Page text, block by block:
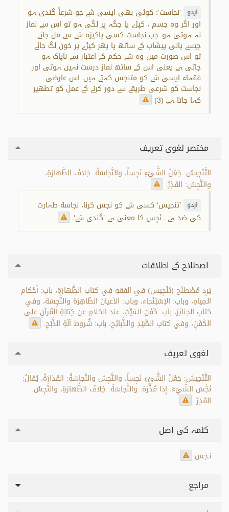
اردو ’نجاست‘: کوئی بھی ایسی شے جو شرعاً گندی ہو
اور اگر وہ جسم ، کپڑے یا جگہ پر لگی ہو تو اس سے نماز
نہ ہوتی ہو۔ جب نجاست کسی پاکیزہ شے سے مل جائے
جیسے پانی پیشاب کے ساتھ یا پھر کپڑے پر خون لگ جائے
تو اس صورت میں وہ شے حکم کے اعتبار سے ناپاک ہو
جاتی ہے یعنی اس کے ساتھ نماز درست نہیں ہوتی اور
فقہاء ایسی شے کو متنجس کہتے ہیں۔ اس عارضی
نجاست کو شرعی طریقے سے دور کرنے کے عمل کو تطھیر
کہا جاتا ہے۔ (3)
مختصر لغوی تعریف
التَّنْجِيسُ: جَعْلُ الشَّيْءِ نَجِساً، والنَّجاسَةُ: خِلافُ الطَّهارَةِ،
والنَّجِسُ: القَذِرُ.
اردو ’تنجیس‘ کسی شے کو نجس کرنا، نجاسة طہارت
کی ضد ہے ۔ نَجِس کا معنی ہے ’گندی شے‘۔
اصطلاح کے اطلاقات
يَرِد مُصْطلَح (تَنْجِيس) في الفقهِ في كتاب الطَّهارَةِ، باب: أَحْكام
الـمِياهِ، وباب: الاِسْتِنْجاء، وباب: الأعيان الطّاهِرَة والنَّجِسَة، وفي
كتاب الجنائِز، باب: كَفَن الـمَيِّتِ، عند الكلامِ عن كِتابَةِ القُرآنِ على
الكَفَنِ، وفي كتاب الصَّيْدِ والذَّبائِحِ، باب: شُروط آلَةِ الذَّبْحِ.
لغوی تعریف
التَّنْجيسُ: جَعْلُ الشَّيْءِ نَجِساً، والنَّجِسُ والنَّجاسَةُ: القَذارَةُ، يُقالُ:
نَجَّسَ الشَّيْءَ: إِذا قَذَّرَهُ. والنَّجاسَةُ: خِلافُ الطَّهارَةِ، والنَّجِسُ:
القَذِرُ.
کلمہ کی اصل
نـجس
مراجع